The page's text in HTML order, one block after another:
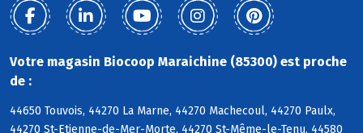
Votre magasin Biocoop Maraichine (85300) est proche
de :
44650 Touvois, 44270 La Marne, 44270 Machecoul, 44270 Paulx,
44270 St-Etienne-de-Mer-Morte, 44270 St-Même-le-Tenu, 44580